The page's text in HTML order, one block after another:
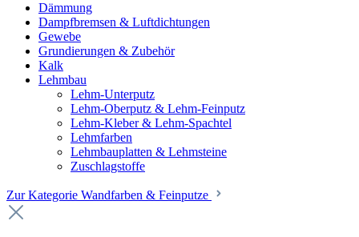
Dämmung
Dampfbremsen & Luftdichtungen
Gewebe
Grundierungen & Zubehör
Kalk
Lehmbau
Lehm-Unterputz
Lehm-Oberputz & Lehm-Feinputz
Lehm-Kleber & Lehm-Spachtel
Lehmfarben
Lehmbauplatten & Lehmsteine
Zuschlagstoffe
Zur Kategorie Wandfarben & Feinputze